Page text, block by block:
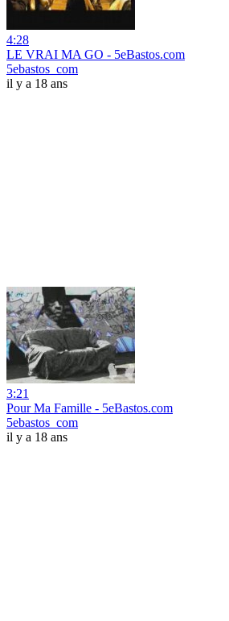
4:28
LE VRAI MA GO - 5eBastos.com
5ebastos_com
il y a 18 ans
3:21
Pour Ma Famille - 5eBastos.com
5ebastos_com
il y a 18 ans